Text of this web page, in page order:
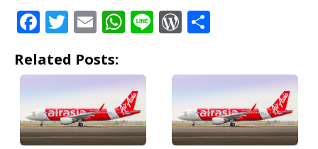
F
c
e
b
o
T
it
te
r
E
ai
l
W
at
s
A
p
Li W
r
d
P
r
ar
e
Related Posts: